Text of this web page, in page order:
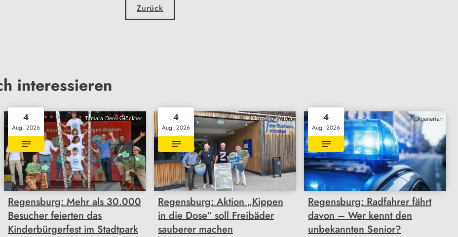
Zurück
interessieren
Tamara Deml-Glöckner
4
Aug. 2026
Regensburg: Mehr als 30.000
Besucher feierten das
Kinderbürgerfest im Stadtpark
Cornelia Wabra
4
Aug. 2026
Regensburg: Aktion „Kippen
in die Dose“ soll Freibäder
sauberer machen
KI generiert
4
Aug. 2026
Regensburg: Radfahrer fährt
davon – Wer kennt den
unbekannten Senior?